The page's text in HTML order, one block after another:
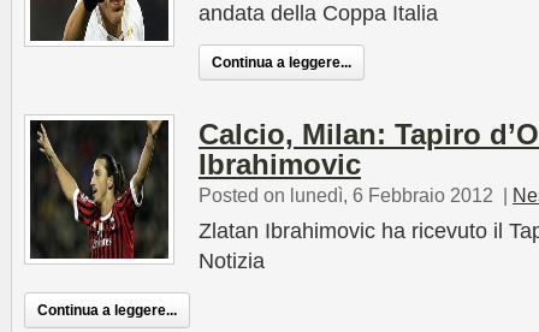
andata della Coppa Italia
Continua a leggere...
Calcio, Milan: Tapiro
Ibrahimovic
Posted on lunedì, 6 Febbraio 2012 |
Zlatan Ibrahimovic ha ricevuto il
Notizia
Continua a leggere...